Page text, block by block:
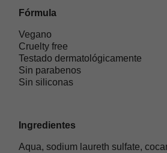
Fórmula
Vegano
Cruelty free
Testado dermatológicamente
Sin parabenos
Sin siliconas
Ingredientes
Aqua, sodium laureth sulfate,